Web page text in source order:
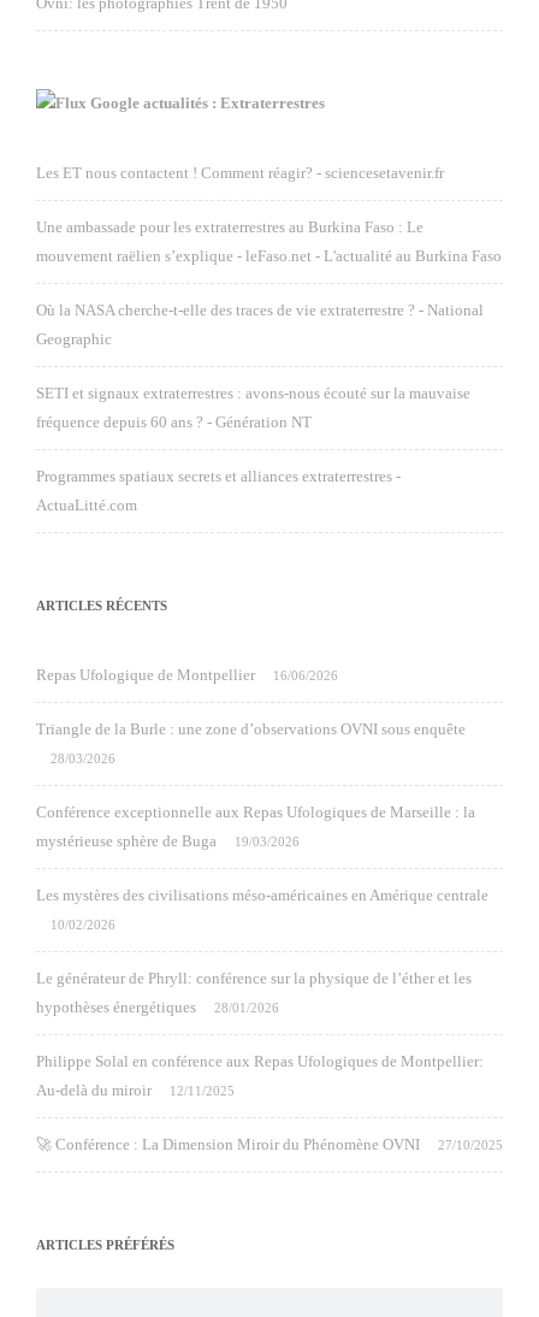
Google actualités : Extraterrestres
Les ET nous contactent ! Comment réagir? - sciencesetavenir.fr
Une ambassade pour les extraterrestres au Burkina Faso : Le
mouvement raëlien s’explique - leFaso.net - L'actualité au Burkina Faso
Où la NASA cherche-t-elle des traces de vie extraterrestre ? - National
Geographic
SETI et signaux extraterrestres : avons-nous écouté sur la mauvaise
fréquence depuis 60 ans ? - Génération NT
Programmes spatiaux secrets et alliances extraterrestres -
ActuaLitté.com
ARTICLES RÉCENTS
Repas Ufologique de Montpellier 16/06/2026
Triangle de la Burle : une zone d’observations OVNI sous enquête
28/03/2026
Conférence exceptionnelle aux Repas Ufologiques de Marseille : la
mystérieuse sphère de Buga
19/03/2026
Les mystères des civilisations méso-américaines en Amérique centrale
10/02/2026
Le générateur de Phryll: conférence sur la physique de l’éther et les
hypothèses énergétiques
28/01/2026
Philippe Solal en conférence aux Repas Ufologiques de Montpellier:
Au-delà du miroir
12/11/2025
🚀 Conférence : La Dimension Miroir du Phénomène OVNI 27/10/2025
ARTICLES PRÉFÉRÉS